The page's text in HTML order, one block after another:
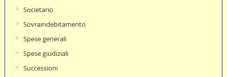
Societario
Sovraindebitamento
Spese generali
Spese giudiziali
Successioni